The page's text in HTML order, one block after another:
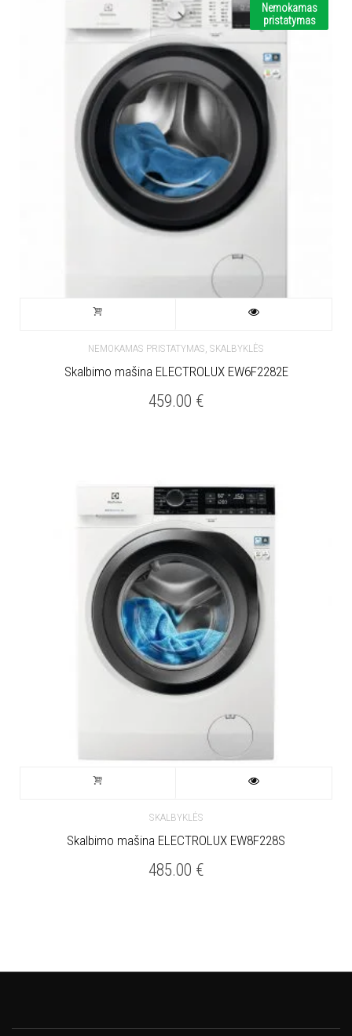
Nemokamas
pristatymas
NEMOKAMAS PRISTATYMAS, SKALBYKLĖS
Skalbimo mašina ELECTROLUX EW6F2282E
459.00 €
SKALBYKLĖS
Skalbimo mašina ELECTROLUX EW8F228S
485.00 €